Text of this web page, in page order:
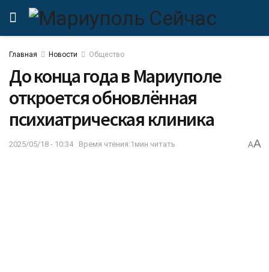
Главная Новости Общество
До конца года в Мариуполе
откроется обновлённая
психиатрическая клиника
2025/05/18 - 10:34 Время чтения:1мин читать AA